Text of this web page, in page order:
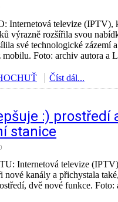
televize (IPTV),
výrazně rozšířila svou
své technologické zázemí
Foto: archiv autora a
Číst dál...
:) prostředí
stanice
Internetová televize
kanály a přichystala
dvě nové funkce. Foto: